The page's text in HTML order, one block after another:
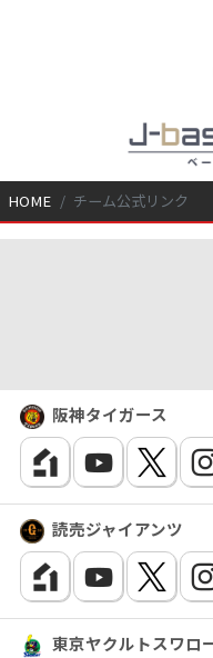
HOME チーム公式リンク
阪神タイガース
読売ジャイアンツ
東京ヤクルトスワロ